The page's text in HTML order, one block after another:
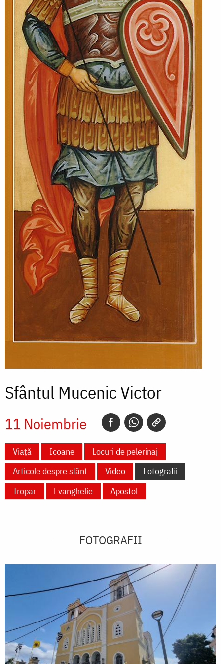
Sfântul Mucenic Victor
11 Noiembrie
Viață Icoane
Locuri de pelerinaj
Articole despre sfânt
Video
Fotografii
Tropar
Evanghelie Apostol
FOTOGRAFII